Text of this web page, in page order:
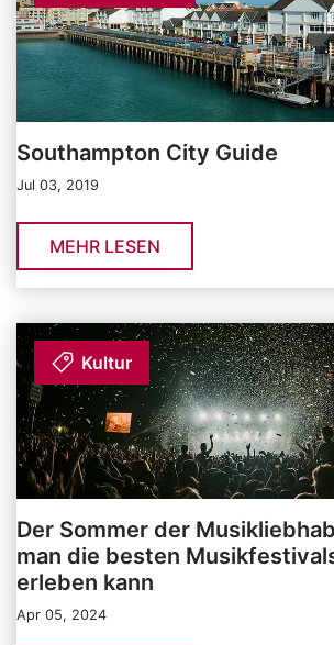
Southampton City Guide
Jul 03, 2019
MEHR LESEN
Kultur
Der Sommer der
man die besten
erleben kann
Apr 05, 2024